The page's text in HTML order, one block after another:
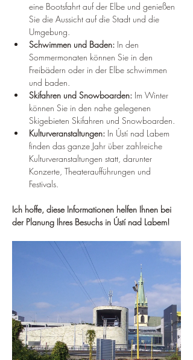
eine Bootsfahrt auf der Elbe und genießen
Sie die Aussicht auf die Stadt und die
Umgebung.
Schwimmen und Baden: In den
Sommermonaten können Sie in den
Freibädern oder in der Elbe schwimmen
und baden.
Skifahren und Snowboarden: Im Winter
können Sie in den nahe gelegenen
Skigebieten Skifahren und Snowboarden.
Kulturveranstaltungen: In Ústí nad Labem
finden das ganze Jahr über zahlreiche
Kulturveranstaltungen statt, darunter
Konzerte, Theateraufführungen und
Festivals.
Ich hoffe, diese Informationen helfen Ihnen bei
der Planung Ihres Besuchs in Ústí nad Labem!